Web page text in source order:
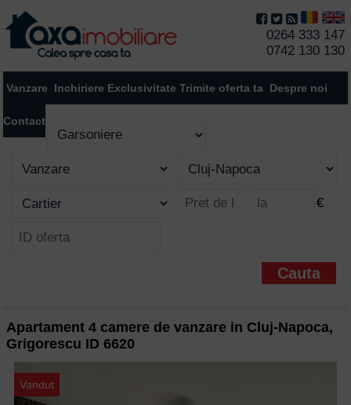
0264 333 147
0742 130 130
Vanzare Inchiriere Exclusivitate Trimite oferta ta Despre noi
Contact
€
Apartament 4 camere de vanzare in Cluj-Napoca,
Grigorescu ID 6620
Vandut